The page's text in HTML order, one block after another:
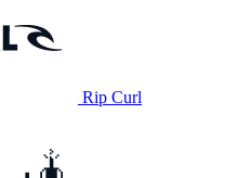
Rip Curl